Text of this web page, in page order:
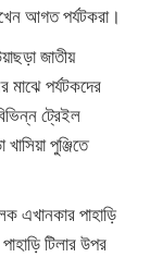
আগত পর্যটকরা।
জাতীয়
মাঝে পর্যটকদের
ট্রেইল
পুঞ্জিতে
এখানকার পাহাড়ি
টিলার উপর